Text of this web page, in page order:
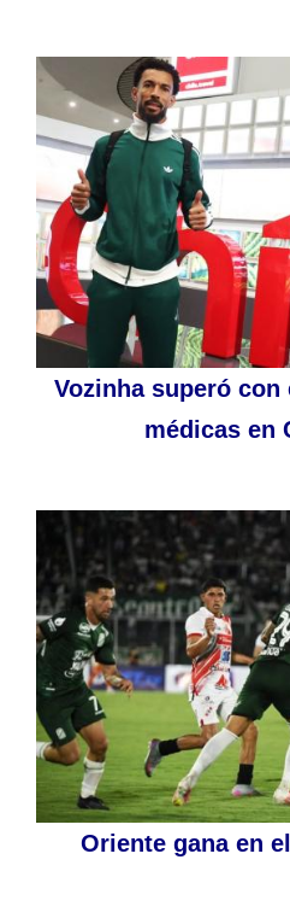
Vozinha superó
médicas en
Oriente gana en